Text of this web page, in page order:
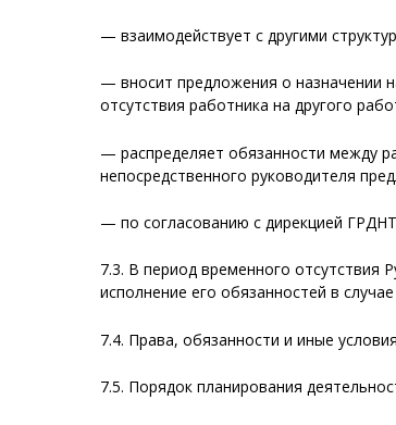
— взаимодействует с другими
— вносит предложения о назначении
отсутствия работника на другого
— распределяет обязанности между
непосредственного руководителя
— по согласованию с дирекцией
7.3. В период временного отсутствия
исполнение его обязанностей в
7.4. Права, обязанности и иные
7.5. Порядок планирования